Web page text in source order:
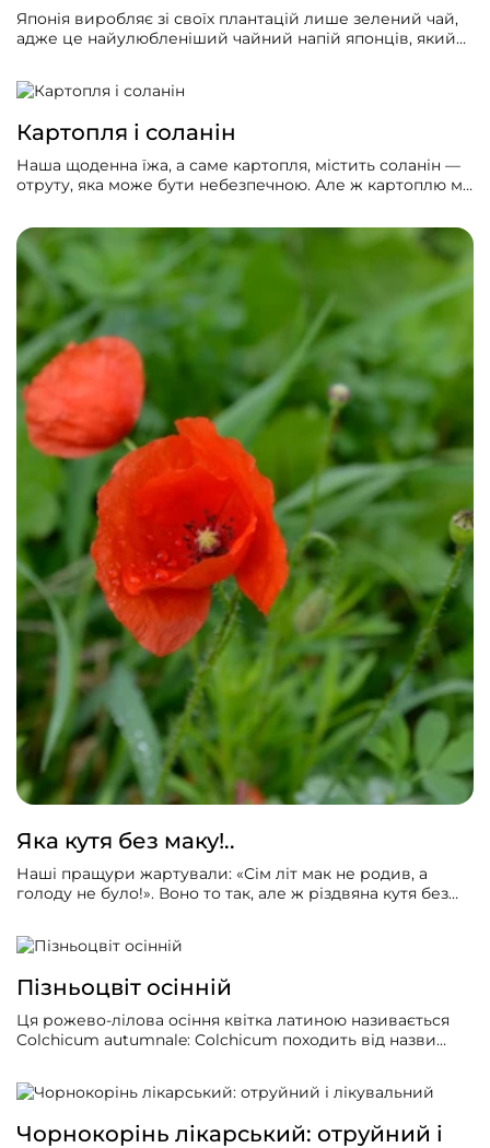
Японія виробляє зі своїх плантацій лише зелений чай,
адже це найулюбленіший чайний напій японців, який
цього чаю виняткова, хоча його збір тут майже цілком
механізований.
Картопля і соланін
Наша щоденна їжа, а саме картопля, містить соланін —
отруту, яка може бути небезпечною. Але ж картоплю ми
Яка кутя без маку!..
Наші пращури жартували: «Сім літ мак не родив, а
голоду не було!». Воно то так, але ж різдвяна кутя без
зробиш, ні неперевершеного львівського макового
пляцку, ні товчанки, ні маківників, ні шуликів на Спаса…
ставлення слід віддати маку належне. Якщо не
зловживати, то чималу користь і сьогодні з нього
можна мати.
Пізньоцвіт осінній
Ця рожево-лілова осіння квітка латиною називається
Colchicum autumnale: Colchicum походить від назви
походить від латинського autumnus «осінь».
Чорнокорінь лікарський: отруйний і